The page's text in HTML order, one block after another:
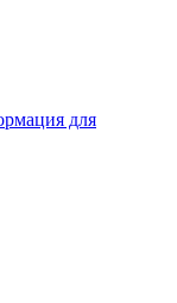
для